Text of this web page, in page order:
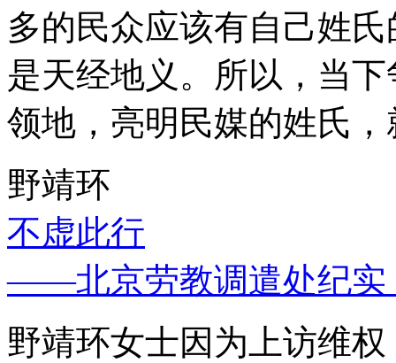
多的民众应该有自己姓
是天经地义。所以，当
领地，亮明民媒的姓氏
野靖环
不虚此行
——北京劳教调遣处纪实
野靖环女士因为上访维